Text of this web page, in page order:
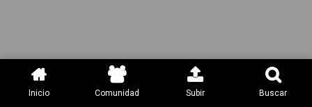
Inicio Comunidad Subir Buscar